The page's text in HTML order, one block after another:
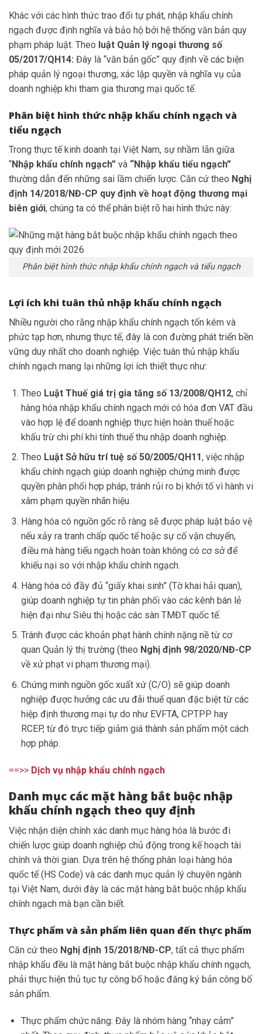
Khác với các hình thức trao đổi tự phát, nhập khẩu chính
ngạch được định nghĩa và bảo hộ bởi hệ thống văn bản quy
phạm pháp luật. Theo luật Quản lý ngoại thương số
05/2017/QH14: Đây là “văn bản gốc” quy định về các biện
pháp quản lý ngoại thương, xác lập quyền và nghĩa vụ của
doanh nghiệp khi tham gia thương mại quốc tế.
Phân biệt hình thức nhập khẩu chính ngạch và
tiểu ngạch
Trong thực tế kinh doanh tại Việt Nam, sự nhầm lẫn giữa
“Nhập khẩu chính ngạch” và “Nhập khẩu tiểu ngạch”
thường dẫn đến những sai lầm chiến lược. Căn cứ theo Nghị
định 14/2018/NĐ-CP quy định về hoạt động thương mại
biên giới, chúng ta có thể phân biệt rõ hai hình thức này:
Phân biệt hình thức nhập khẩu chính ngạch và tiểu ngạch
Lợi ích khi tuân thủ nhập khẩu chính ngạch
Nhiều người cho rằng nhập khẩu chính ngạch tốn kém và
phức tạp hơn, nhưng thực tế, đây là con đường phát triển bền
vững duy nhất cho doanh nghiệp. Việc tuân thủ nhập khẩu
chính ngạch mang lại những lợi ích thiết thực như:
Theo Luật Thuế giá trị gia tăng số 13/2008/QH12, chỉ
hàng hóa nhập khẩu chính ngạch mới có hóa đơn VAT đầu
vào hợp lệ để doanh nghiệp thực hiện hoàn thuế hoặc
khấu trừ chi phí khi tính thuế thu nhập doanh nghiệp.
Theo Luật Sở hữu trí tuệ số 50/2005/QH11, việc nhập
khẩu chính ngạch giúp doanh nghiệp chứng minh được
quyền phân phối hợp pháp, tránh rủi ro bị khởi tố vì hành vi
xâm phạm quyền nhãn hiệu.
Hàng hóa có nguồn gốc rõ ràng sẽ được pháp luật bảo vệ
nếu xảy ra tranh chấp quốc tế hoặc sự cố vận chuyển,
điều mà hàng tiểu ngạch hoàn toàn không có cơ sở để
khiếu nại so với nhập khẩu chính ngạch.
Hàng hóa có đầy đủ “giấy khai sinh” (Tờ khai hải quan),
giúp doanh nghiệp tự tin phân phối vào các kênh bán lẻ
hiện đại như Siêu thị hoặc các sàn TMĐT quốc tế.
Tránh được các khoản phạt hành chính nặng nề từ cơ
quan Quản lý thị trường (theo Nghị định 98/2020/NĐ-CP
về xử phạt vi phạm thương mại).
Chứng minh nguồn gốc xuất xứ (C/O) sẽ giúp doanh
nghiệp được hưởng các ưu đãi thuế quan đặc biệt từ các
hiệp định thương mại tự do như EVFTA, CPTPP hay
RCEP, từ đó trực tiếp giảm giá thành sản phẩm một cách
hợp pháp.
==>> Dịch vụ nhập khẩu chính ngạch
Danh mục các mặt hàng bắt buộc nhập
khẩu chính ngạch theo quy định
Việc nhận diện chính xác danh mục hàng hóa là bước đi
chiến lược giúp doanh nghiệp chủ động trong kế hoạch tài
chính và thời gian. Dựa trên hệ thống phân loại hàng hóa
quốc tế (HS Code) và các danh mục quản lý chuyên ngành
tại Việt Nam, dưới đây là các mặt hàng bắt buộc nhập khẩu
chính ngạch mà bạn cần biết.
Thực phẩm và sản phẩm liên quan đến thực phẩm
Căn cứ theo Nghị định 15/2018/NĐ-CP, tất cả thực phẩm
nhập khẩu đều là mặt hàng bắt buộc nhập khẩu chính ngạch,
phải thực hiện thủ tục tự công bố hoặc đăng ký bản công bố
sản phẩm.
Thực phẩm chức năng: Đây là nhóm hàng “nhạy cảm”